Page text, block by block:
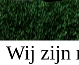
Wij zijn